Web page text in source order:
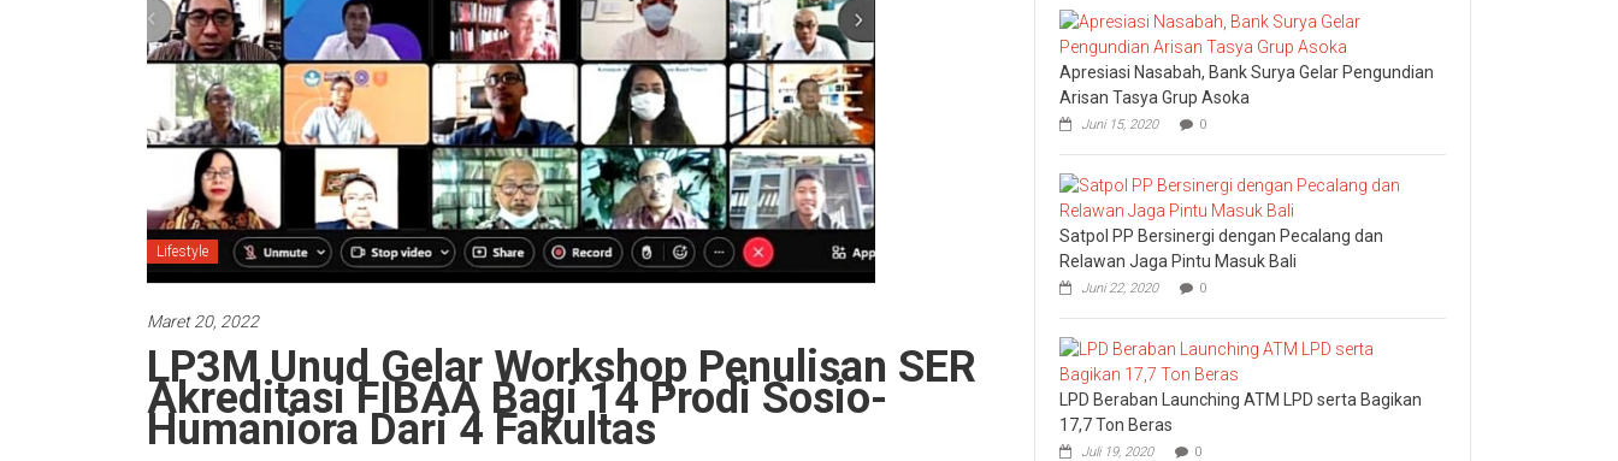
Lifestyle
Maret 20, 2022
LP3M Unud Gelar Workshop Penulisan SER
Akreditasi FIBAA Bagi 14 Prodi Sosio-
Humaniora Dari 4 Fakultas
Bea
Apresiasi Nasabah, Bank Surya Gelar Pengundian
Arisan Tasya Grup Asoka
Juni 15, 2020 0
Satpol PP Bersinergi dengan Pecalang dan
Relawan Jaga Pintu Masuk Bali
Juni 22, 2020 0
LPD Beraban Launching ATM LPD serta Bagikan
17,7 Ton Beras
Juli 19, 2020 0